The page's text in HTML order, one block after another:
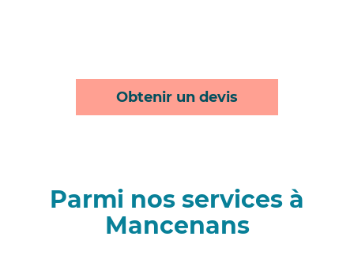
Obtenir un devis
Parmi nos services à
Mancenans